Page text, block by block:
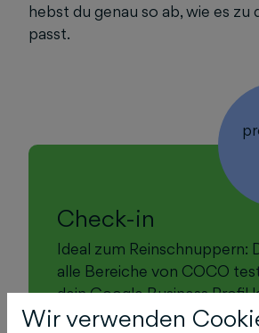
hebst du genau so ab, wie es zu
passt.
Check-in
Ideal zum Reinschnuppern:
alle Bereiche von COCO
dein Google Business Profil
verwalten.
Wir verwenden